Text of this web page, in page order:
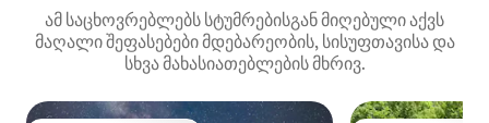
ამ საცხოვრებლებს სტუმრებისგან მიღებული აქვს
მაღალი შეფასებები მდებარეობის, სისუფთავისა და
სხვა მახასიათებლების მხრივ.